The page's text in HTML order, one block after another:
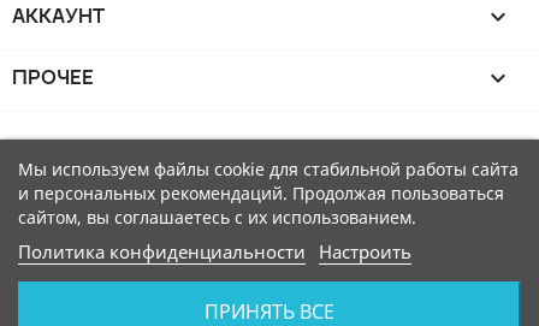
АККАУНТ 
ПРОЧЕЕ 
Мы используем файлы cookie для стабильной работы сайта
и персональных рекомендаций. Продолжая пользоваться
сайтом, вы соглашаетесь с их использованием.
Политика конфиденциальности Настроить
ПРИНЯТЬ ВСЕ